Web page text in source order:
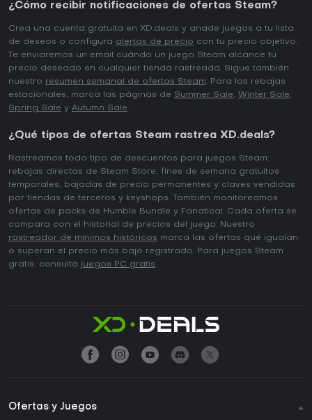
¿Cómo recibir notificaciones de ofertas Steam?
Crea una cuenta gratuita en XD.deals y anade juegos a tu lista
de deseos o configura alertas de precio con tu precio objetivo.
Te enviaremos un email cuándo un juego Steam alcance tu
precio deseado en cualquier tienda rastreada. Sigue también
nuestro resumen semanal de ofertas Steam. Para las rebajas
estacionales, marca las páginas de Summer Sale, Winter Sale,
Spring Sale y Autumn Sale.
¿Qué tipos de ofertas Steam rastrea XD.deals?
Rastreamos todo tipo de descuentos para juegos Steam:
rebajas directas de Steam Store, fines de semana gratuitos
temporales, bajadas de precio permanentes y claves vendidas
por tiendas de terceros y keyshops. También monitoreamos
ofertas de packs de Humble Bundle y Fanatical. Cada oferta se
compara con el historial de precios del juego. Nuestro
rastreador de mínimos históricos marca las ofertas qué igualan
o superan el precio más bajo registrado. Para juegos Steam
gratis, consulta juegos PC gratis.
Ofertas y Juegos